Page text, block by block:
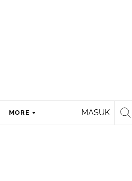
MASUK
MORE